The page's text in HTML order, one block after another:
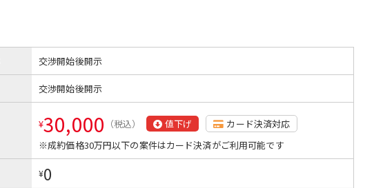
交渉開始後開示
交渉開始後開示
¥30,000 （税込） 値下げ
カード決済対応
※成約価格30万円以下の案件はカード決済がご利用可能です
¥0